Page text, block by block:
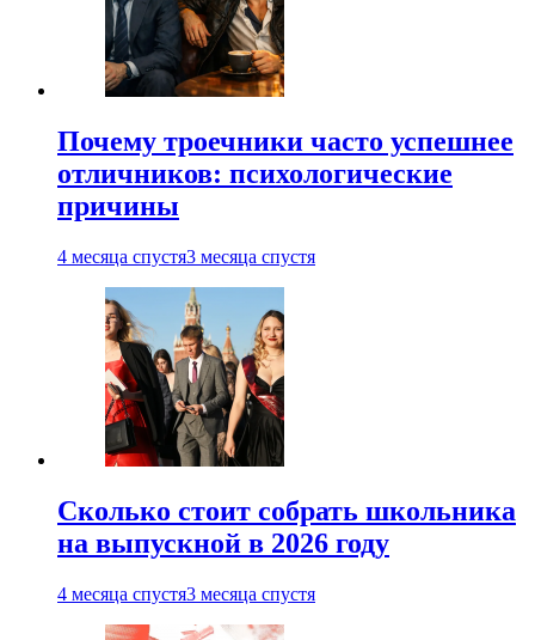
Почему троечники часто успешнее
отличников: психологические
причины
4 месяца спустя3 месяца спустя
Сколько стоит собрать школьника
на выпускной в 2026 году
4 месяца спустя3 месяца спустя